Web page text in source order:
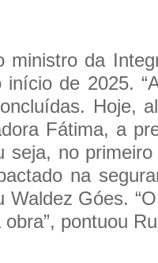
ministro da
início de 2025.
Hoje,
Fátima, a
seja, no
na
Waldez Góes.
pontuou